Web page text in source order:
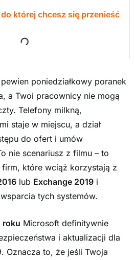
której chcesz się przenieść
poniedziałkowy poranek
a Twoi pracownicy nie mogą
Telefony milkną,
staje w miejscu, a dział
do ofert i umów
nie scenariusz z filmu – to
które wciąż korzystają z
lub Exchange 2019 i
tych systemów.
roku Microsoft definitywnie
i aktualizacji dla
Oznacza to, że jeśli Twoja